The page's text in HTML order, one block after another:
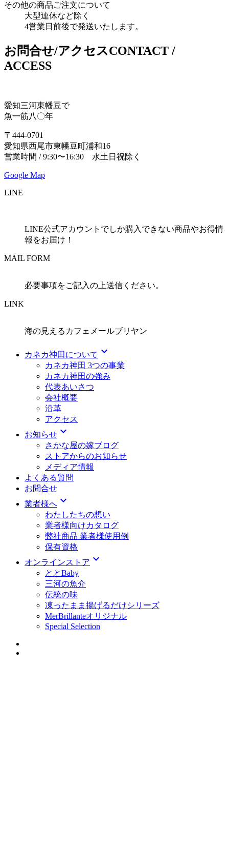
その他の商品ご注文について
大型連休など除く
4営業日前後で発送いたします。
お問合せ/アクセスCONTACT /
ACCESS
愛知三河東幡豆で
魚一筋八〇年
〒444-0701
愛知県西尾市東幡豆町浦和16
営業時間 / 9:30〜16:30 水土日祝除く
Google Map
LINE
LINE公式アカウントでしか購入できない商品やお得情
報をお届け！
MAIL FORM
必要事項をご記入の上送信ください。
LINK
海の見えるカフェメールブリヤン
カネカ神田について expand_more
カネカ神田 3つの事業
カネカ神田の強み
代表あいさつ
会社概要
沿革
アクセス
お知らせ expand_more
さかな屋の嫁ブログ
ストアからのお知らせ
メディア情報
よくある質問
お問合せ
業者様へ expand_more
わたしたちの想い
業者様向けカタログ
弊社商品 業者様使用例
保有資格
オンラインストア expand_more
ととBaby
三河の魚介
伝統の味
凍ったまま揚げるだけシリーズ
MerBrillanteオリジナル
Special Selection